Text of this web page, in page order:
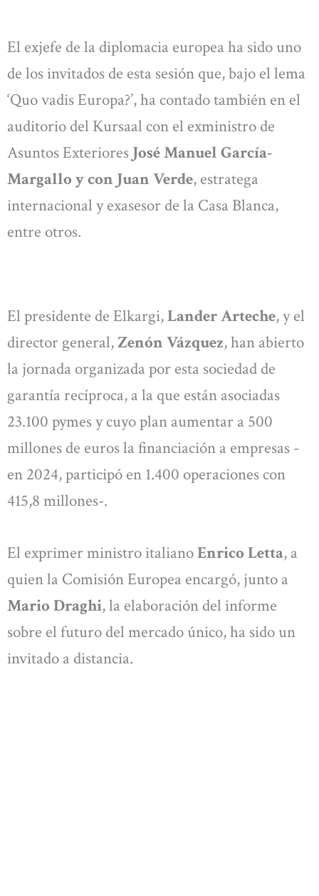
El exjefe de la diplomacia europea ha sido uno
de los invitados de esta sesión que, bajo el lema
‘Quo vadis Europa?’, ha contado también en el
auditorio del Kursaal con el exministro de
Asuntos Exteriores José Manuel García-
Margallo y con Juan Verde, estratega
internacional y exasesor de la Casa Blanca,
entre otros.
El presidente de Elkargi,Lander Arteche, y el
director general,Zenón Vázquez, han abierto
la jornada organizada por esta sociedad de
garantía recíproca, a la que están asociadas
23.100 pymes y cuyo plan aumentar a 500
millones de euros la financiación a empresas -
en 2024, participó en 1.400 operaciones con
415,8 millones-.
El exprimer ministro italianoEnrico Letta, a
quien la Comisión Europea encargó, junto a
Mario Draghi, la elaboración del informe
sobre el futuro del mercado único, ha sido un
invitado a distancia.